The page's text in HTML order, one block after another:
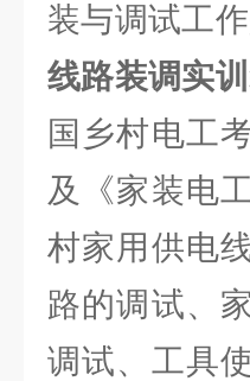
装与调试工
线路装调实
国乡村电工
及《家装电
村家用供电
路的调试、
调试、工具